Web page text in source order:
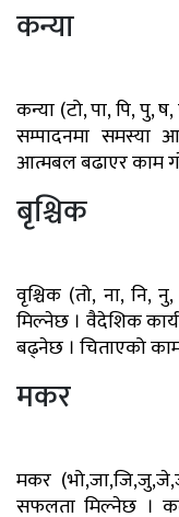
कन्या
कन्या (टो, पा, पि, पु,
सम्पादनमा समस्या
आत्मबल बढाएर काम
बृश्चिक
वृश्चिक (तो, ना, नि,
मिल्नेछ । वैदेशिक
बढ्नेछ । चिताएको
मकर
मकर
सफलता मिल्नेछ ।